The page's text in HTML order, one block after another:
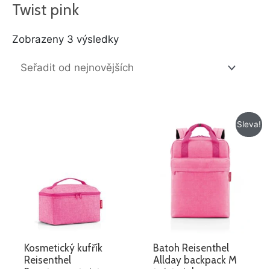
Twist pink
Zobrazeny 3 výsledky
Kosmetický kufřík
Reisenthel
Sleva!
Batoh Reisenthel
Allday backpack M
Původní
cena
byla:
1
195 Kč.
Aktuální
cena
je:
1
015 Kč.